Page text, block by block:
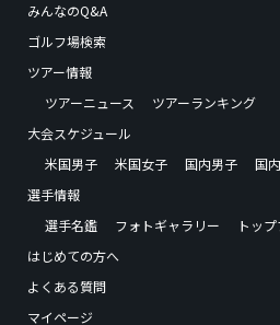
みんなのQ&A
ゴルフ場検索
ツアー情報
ツアーニュース
ツアーランキング
大会スケジュール
米国男子
米国女子 国内男子
国
選手情報
選手名鑑
フォトギャラリー
トッ
はじめての方へ
よくある質問
マイページ